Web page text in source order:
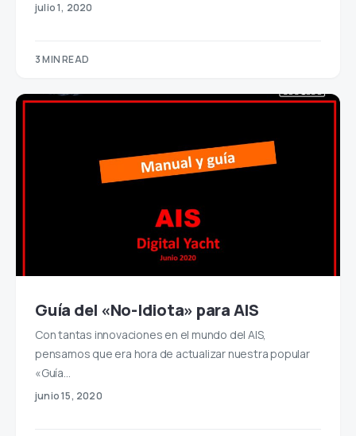
julio 1, 2020
3 MIN READ
Guía del «No-Idiota» para AIS
Con tantas innovaciones en el mundo del AIS,
pensamos que era hora de actualizar nuestra popular
«Guía…
junio 15, 2020